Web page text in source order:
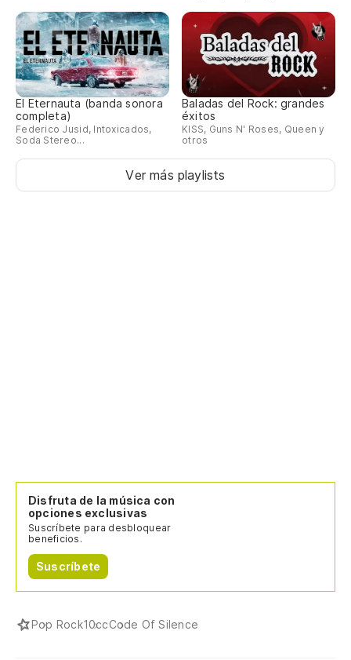
El Eternauta (banda sonora
completa)
Federico Jusid, Intoxicados,
Soda Stereo...
Baladas del Rock: grandes
éxitos
KISS, Guns N' Roses, Queen y
otros
Ver más playlists
Disfruta de la música con
opciones exclusivas
Suscríbete para desbloquear
beneficios.
Suscríbete
Pop Rock10ccCode Of Silence